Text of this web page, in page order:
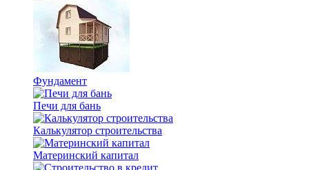
Фундамент
Печи для бань
Калькулятор строительства
Материнский капитал